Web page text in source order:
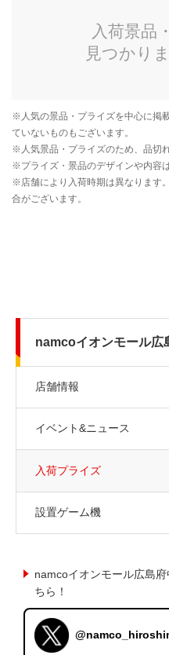
namcoイオンモール広
店舗情報
イベント&ニュース
入荷プライズ
設置ゲーム機
namcoイオンモール広島
ちら！